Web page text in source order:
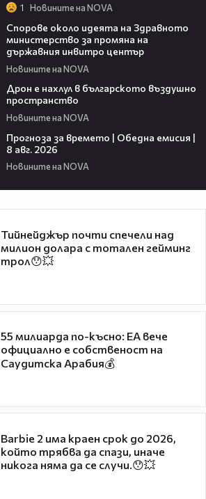
1 Новините на NOVA
Спорове около идеята на Здравното
министерство за промяна на
държавния инвитро център
Новините на NOVA
Дрон е нахлул в българското въздушно
пространство
Новините на NOVA
Прогноза за времето | Обедна емисия |
8 авг. 2026
Новините на NOVA
Тийнейджър почти спечели над
милион долара с тотален гейминг
трол😯💥
55 милиарда по-късно: EA вече
официално е собственост на
Саудитска Арабия💰
Barbie 2 има краен срок до 2026,
който трябва да спази, иначе
никога няма да се случи.😯💥